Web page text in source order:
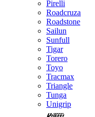
Pirelli
Roadcruza
Roadstone
Sailun
Sunfull
Tigar
Torero
Toyo
Tracmax
Triangle
Tunga
Unigrip